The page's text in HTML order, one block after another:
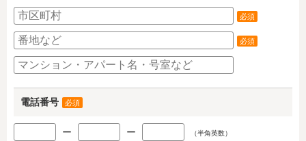
必須
必須
電話番号 必須
ー ー （半角英数）